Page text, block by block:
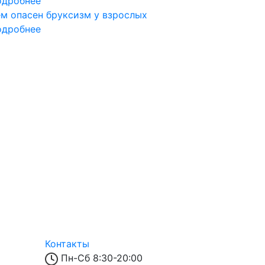
опасен бруксизм у взрослых
Контакты
Пн-Сб 8:30-20:00